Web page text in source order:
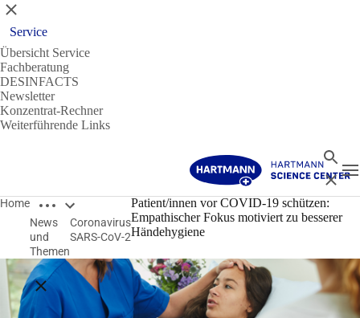
Schließen
Service
Übersicht Service
Fachberatung
DESINFACTS
Newsletter
Konzentrat-Rechner
Weiterführende Links
Suche
Home Breadcrumbs öffnen
Breadcrumbs schließen
News
und
Themen
Coronavirus
SARS-CoV-2
Patient/innen vor COVID-19 schützen:
Empathischer Fokus motiviert zu besserer
Händehygiene